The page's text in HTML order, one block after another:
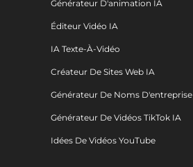
Générateur D'animation IA
Éditeur Vidéo IA
IA Texte-À-Vidéo
Créateur De Sites Web IA
Générateur De Noms D'entreprise
Générateur De Vidéos TikTok IA
Idées De Vidéos YouTube